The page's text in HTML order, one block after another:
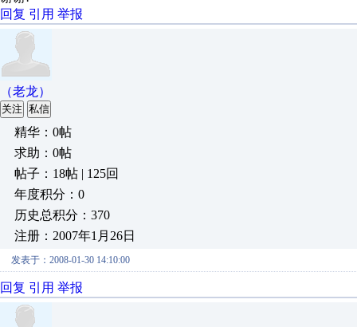
回复 引用 举报
（老龙）
关注 私信
精华：0帖
求助：0帖
帖子：18帖 | 125回
年度积分：0
历史总积分：370
注册：2007年1月26日
发表于：2008-01-30 14:10:00
回复 引用 举报